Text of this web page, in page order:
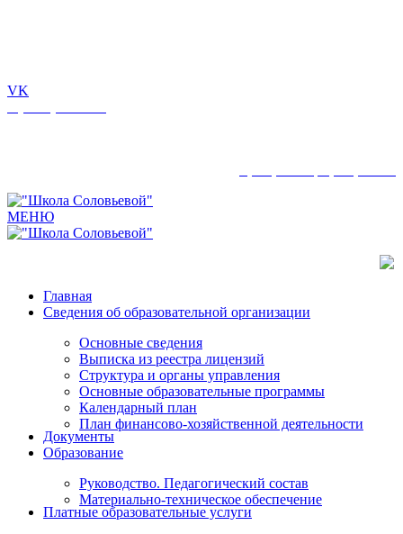
VK
МЕНЮ
Главная
Сведения об образовательной организации
Основные сведения
Выписка из реестра лицензий
Структура и органы управления
Основные образовательные программы
Календарный план
План финансово-хозяйственной деятельности
Документы
Образование
Руководство. Педагогический состав
Материально-техническое обеспечение
Платные образовательные услуги